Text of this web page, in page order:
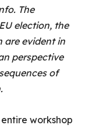
The
election, the
are evident in
perspective
of
workshop